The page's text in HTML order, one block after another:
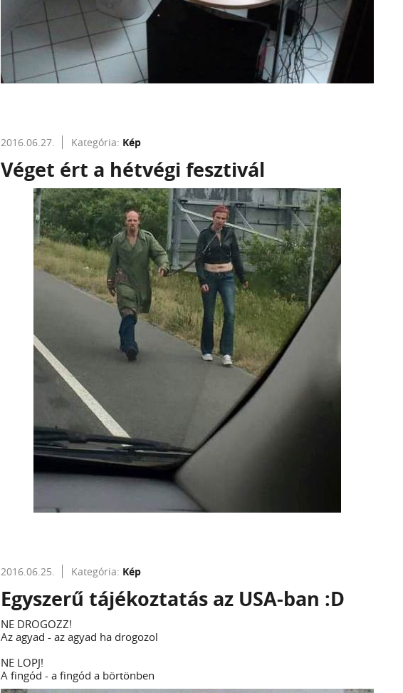
2016.06.27. Kategória: Kép
Véget ért a hétvégi fesztivál
2016.06.25. Kategória: Kép
Egyszerű tájékoztatás az USA-ban :D
NE DROGOZZ!
Az agyad - az agyad ha drogozol
NE LOPJ!
A fingód - a fingód a börtönben